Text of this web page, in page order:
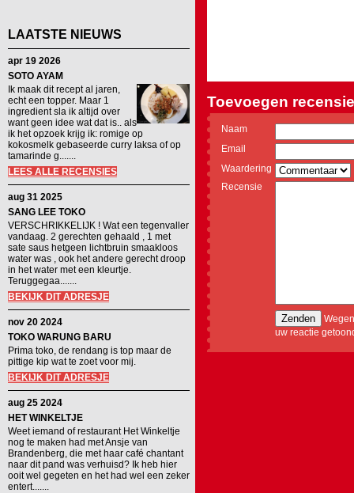
LAATSTE NIEUWS
apr 19 2026
SOTO AYAM
Ik maak dit recept al jaren,
echt een topper. Maar 1
ingredient sla ik altijd over
want geen idee wat dat is.. als
ik het opzoek krijg ik: romige op
kokosmelk gebaseerde curry laksa of op
tamarinde g.......
LEES ALLE RECENSIES
aug 31 2025
SANG LEE TOKO
VERSCHRIKKELIJK ! Wat een tegenvaller
vandaag. 2 gerechten gehaald , 1 met
sate saus hetgeen lichtbruin smaakloos
water was , ook het andere gerecht droop
in het water met een kleurtje.
Teruggegaa.......
BEKIJK DIT ADRESJE
nov 20 2024
TOKO WARUNG BARU
Prima toko, de rendang is top maar de
pittige kip wat te zoet voor mij.
BEKIJK DIT ADRESJE
aug 25 2024
HET WINKELTJE
Weet iemand of restaurant Het Winkeltje
nog te maken had met Ansje van
Brandenberg, die met haar café chantant
naar dit pand was verhuisd? Ik heb hier
ooit wel gegeten en het had wel een zeker
entert.......
Toevoegen
Naam
Email
Waardering
Recensie
uw reactie